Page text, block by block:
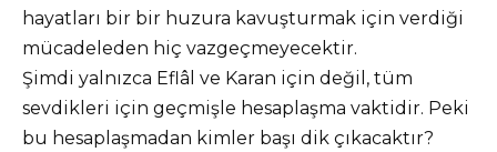
hayatları bir bir huzura kavuşturmak için verdiği
mücadeleden hiç vazgeçmeyecektir.
Şimdi yalnızca Eflâl ve Karan için değil, tüm
sevdikleri için geçmişle hesaplaşma vaktidir. Peki
bu hesaplaşmadan kimler başı dik çıkacaktır?